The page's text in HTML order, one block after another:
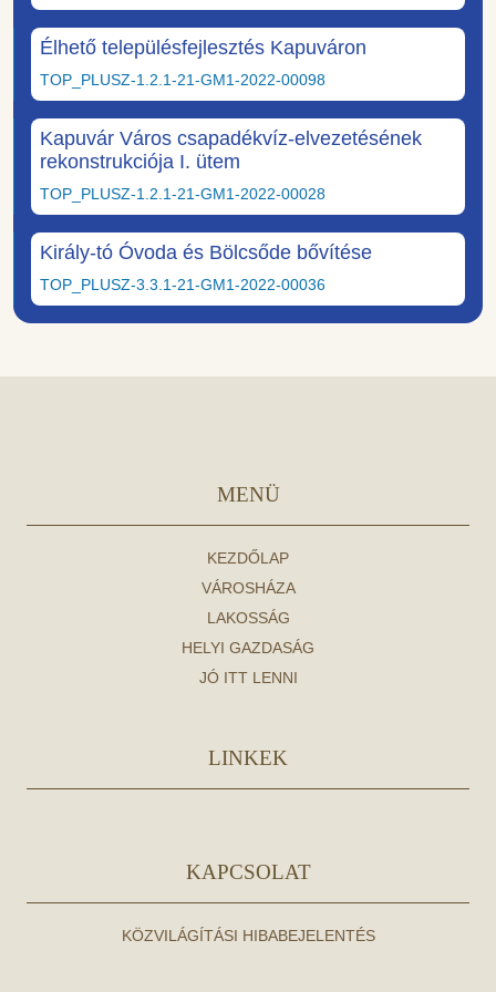
Élhető településfejlesztés Kapuváron
TOP_PLUSZ-1.2.1-21-GM1-2022-00098
Kapuvár Város csapadékvíz-elvezetésének
rekonstrukciója I. ütem
TOP_PLUSZ-1.2.1-21-GM1-2022-00028
Király-tó Óvoda és Bölcsőde bővítése
TOP_PLUSZ-3.3.1-21-GM1-2022-00036
MENÜ
KEZDŐLAP
VÁROSHÁZA
LAKOSSÁG
HELYI GAZDASÁG
JÓ ITT LENNI
LINKEK
KAPCSOLAT
KÖZVILÁGÍTÁSI HIBABEJELENTÉS